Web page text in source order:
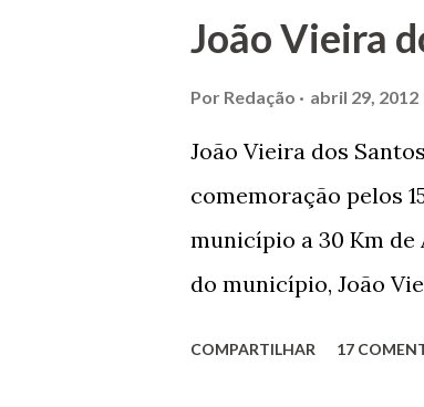
João Vieira
Por Redação abril 29, 2012
João Vieira dos
comemoração pelos
município a 30 Km
do município, João
COMPARTILHAR 17